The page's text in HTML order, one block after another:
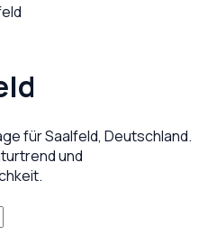
fürSaalfeld, Deutschland.
und